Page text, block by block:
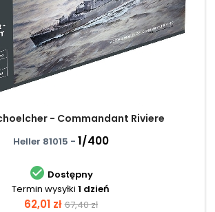
- Commandant Riviere
Heller 81015 - 1/400
 Dostępny
Termin wysyłki 1 dzień
Cena
62,01 zł Cena
67,40 zł